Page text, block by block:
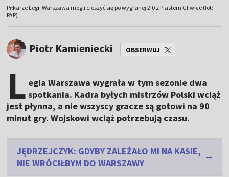
Piłkarze Legii Warszawa mogli cieszyć się po wygranej 2:0 z Piastem Gliwice (fot:
PAP)
Piotr Kamieniecki OBSERWUJ
L egia Warszawa wygrała w tym sezonie dwa
spotkania. Kadra byłych mistrzów Polski wciąż
jest płynna, a nie wszyscy gracze są gotowi na 90
minut gry. Wojskowi wciąż potrzebują czasu.
JĘDRZEJCZYK: GDYBY ZALEŻAŁO MI NA KASIE,
NIE WRÓCIŁBYM DO WARSZAWY